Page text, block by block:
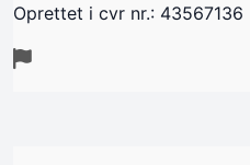
Oprettet i cvr nr.: 43567136